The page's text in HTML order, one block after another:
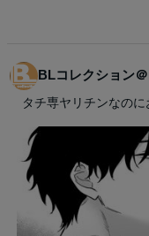
BLコレクション
タチ専ヤリチンなの